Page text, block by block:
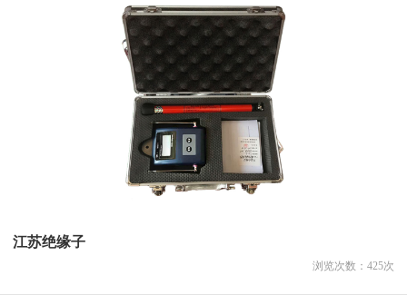
江苏绝缘子
浏览次数： 425次